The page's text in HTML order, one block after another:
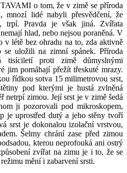
o tom, že v zimě se příroda
mnozí lidé nabyli přesvědčení, že
trpí. Pravda je však jiná. Zvířata
hlad, nebo nejsou poraněná. V
v létě bez ohradu na to, zda aktivně
uložili na zimní spánek. Příroda
tisíciletí proti zimě důmyslnými
jim pomáhají přežít třeskuté mrazy.
řídkou sotva 15 milimetrovou srst,
pod kterými je hustá zvlněná
netrpí zimou. Její srst je v zimě šedá
ji pozorovali pod mikroskopem,
je uprostřed dutý a jeho stěny tvoří
srst je dokonalou izolační vrstvou,
Šelmy chrání zase před zimou
kterou neprofouká ani ostrý
zvířat na zimu je i to, že se
mění i zabarvení srsti.